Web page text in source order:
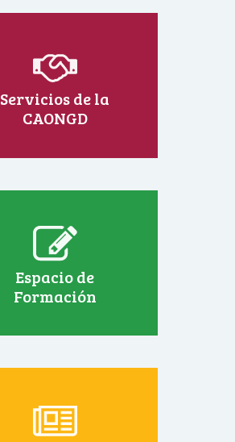
Servicios de la
CAONGD
Espacio de
Formación